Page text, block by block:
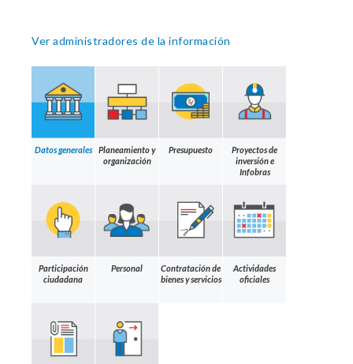
Ver administradores de la información
Datos generales
Planeamiento y
organización
Presupuesto
Proyectos de
inversión e
Infobras
Participación
ciudadana
Personal
Contratación de
bienes y servicios
Actividades
oficiales